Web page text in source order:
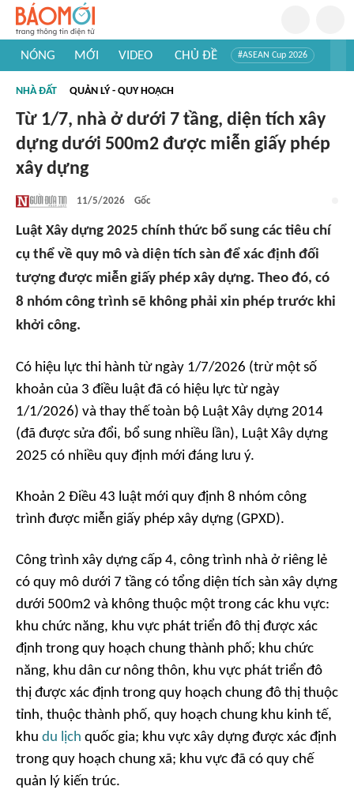
NÓNG MỚI VIDEO CHỦ ĐỀ #ASEAN Cup 2026
#Khám phá thế giới
NHÀ ĐẤT QUẢN LÝ - QUY HOẠCH
Từ 1/7, nhà ở dưới 7 tầng, diện tích xây
dựng dưới 500m2 được miễn giấy phép
xây dựng
11/5/2026 Gốc
Luật Xây dựng 2025 chính thức bổ sung các tiêu chí
cụ thể về quy mô và diện tích sàn để xác định đối
tượng được miễn giấy phép xây dựng. Theo đó, có
8 nhóm công trình sẽ không phải xin phép trước khi
khởi công.
Có hiệu lực thi hành từ ngày 1/7/2026 (trừ một số
khoản của 3 điều luật đã có hiệu lực từ ngày
1/1/2026) và thay thế toàn bộ Luật Xây dựng 2014
(đã được sửa đổi, bổ sung nhiều lần), Luật Xây dựng
2025 có nhiều quy định mới đáng lưu ý.
Khoản 2 Điều 43 luật mới quy định 8 nhóm công
trình được miễn giấy phép xây dựng (GPXD).
Công trình xây dựng cấp 4, công trình nhà ở riêng lẻ
có quy mô dưới 7 tầng có tổng diện tích sàn xây dựng
dưới 500m2 và không thuộc một trong các khu vực:
khu chức năng, khu vực phát triển đô thị được xác
định trong quy hoạch chung thành phố; khu chức
năng, khu dân cư nông thôn, khu vực phát triển đô
thị được xác định trong quy hoạch chung đô thị thuộc
tỉnh, thuộc thành phố, quy hoạch chung khu kinh tế,
khu du lịch quốc gia; khu vực xây dựng được xác định
trong quy hoạch chung xã; khu vực đã có quy chế
quản lý kiến trúc.